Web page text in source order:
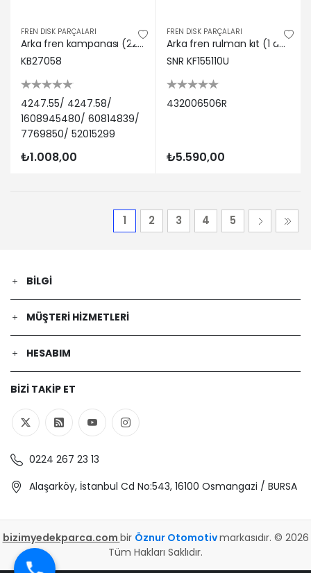
FREN DİSK PARÇALARI
Arka fren kampanası (228.2 mm 4 delik) bipper nemo fiorino 08> albea 00> doblo 01>lınea 09> marea 4247.55/ 4247.58/ 1608945480/ 60814839/ 7769850/ 52015299 K&B 4255
KB27058
4247.55/ 4247.58/
1608945480/ 60814839/
7769850/ 52015299
₺1.008,00
FREN DİSK PARÇALARI
Arka fren rulman kıt (1 ayna+1 rulman) megane ııı scenıc ııı 08> (fc 41722 s01) Snr 432006506R
SNR KF155110U
432006506R
₺5.590,00
1 2 3 4 5
BILGI
MÜŞTERI HIZMETLERI
HESABIM
BIZI TAKIP ET
0224 267 23 13
Alaşarköy, İstanbul Cd No:543, 16100 Osmangazi / BURSA
bizimyedekparca.com bir Öznur Otomotivmarkasıdır. © 2026
Tüm Hakları Saklıdır.